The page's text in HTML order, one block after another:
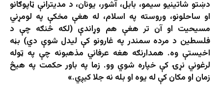
دښتو شاتینیو سیمو، بابل، آشور، یونان، د مدیترانې ټاپوګانو
او ساحلونو، وروسته په اسلام، له هغې مخکې په لومړني
مسیحیت او آن تر هغې هم وړاندې (لکه څنګه چې د
فلسطین د مرده سمندر په غارونو کې لیدل شوې دي) بڼه
اخیستې وه. همدارنګه هغه عرفاني مذهبونه چې په ټوله
لرغوني نړۍ کې خپاره شوي وو. زما په باور حکمت په هیڅ
زمان او مکان کې له یوه او بله نه جلا کیږي.»